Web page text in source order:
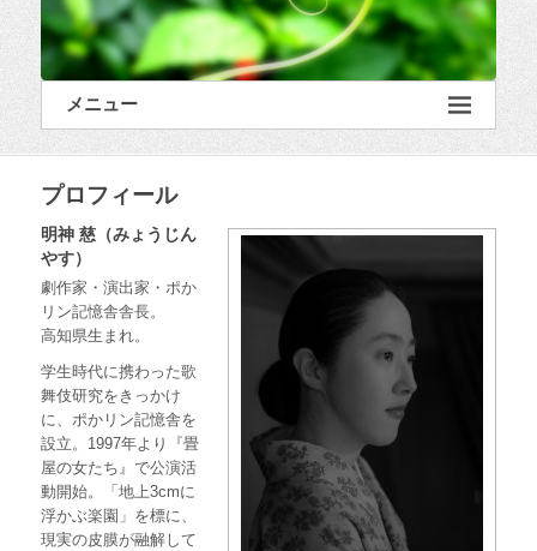
メニュー
プロフィール
明神 慈（みょうじん
やす）
劇作家・演出家・ポか
リン記憶舎舎長。
高知県生まれ。
学生時代に携わった歌
舞伎研究をきっかけ
に、ポかリン記憶舎を
設立。1997年より『畳
屋の女たち』で公演活
動開始。「地上3cmに
浮かぶ楽園」を標に、
現実の皮膜が融解して